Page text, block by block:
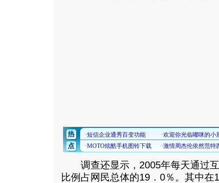
调查还显示，2005年每天通过互
比例占网民总体的19．0％。其中